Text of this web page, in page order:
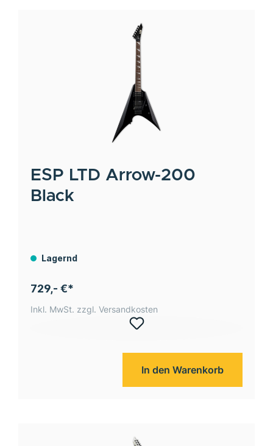
ESP LTD Arrow-200
Black
Lagernd
729,- €*
Inkl. MwSt. zzgl. Versandkosten
In den Warenkorb